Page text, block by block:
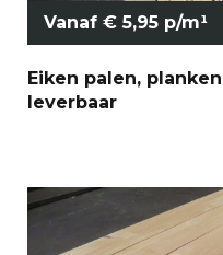
Vanaf € 5,95 p/m¹
Eiken palen,
leverbaar